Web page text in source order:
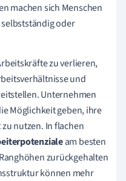
machen sich Menschen
selbstständig oder
zu verlieren,
und
Unternehmen
Möglichkeit geben, ihre
nutzen. In flachen
am besten
zurückgehalten
können mehr